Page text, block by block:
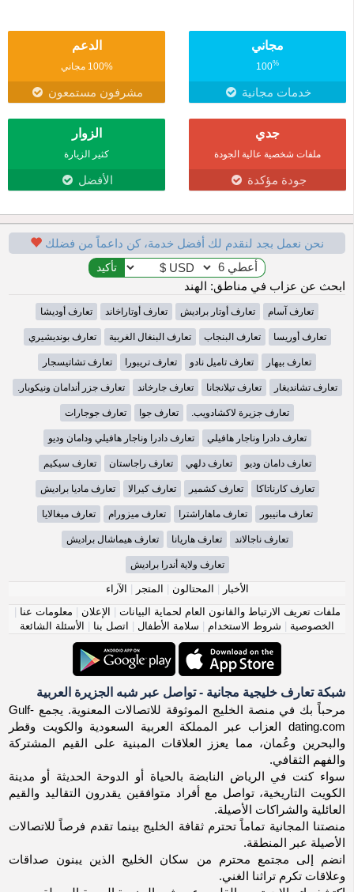
مجاني
100%
خدمات مجانية
الدعم
100% مجاني
مشرفون مستمعون
جدي
ملفات شخصية عالية الجودة
جودة مؤكدة
الزوار
كثير الزيارة
الأفضل
نحن نعمل بجد لنقدم لك أفضل خدمة، كن داعماً من فضلك
ابحث عن عزاب في مناطق: الهند
تعارف آسام تعارف أوتار براديش تعارف أوتاراخاند تعارف أوديشا
تعارف أوريسا تعارف البنجاب تعارف البنغال الغربية تعارف بونديشيري
تعارف بيهار تعارف تاميل نادو تعارف تريبورا تعارف تشاتيسجار
تعارف تشانديغار تعارف تيلانجانا تعارف جارخاند تعارف جزر أندامان ونيكوبار.
تعارف جزيرة لاكشادويب. تعارف جوا تعارف جوجارات
تعارف دادرا وناجار هافيلي تعارف دادرا وناجار هافيلي ودامان وديو
تعارف دامان وديو تعارف دلهي تعارف راجاستان تعارف سيكيم
تعارف كارناتاكا تعارف كشمير تعارف كيرالا تعارف ماديا براديش
تعارف مانيبور تعارف ماهاراشترا تعارف ميزورام تعارف ميغالايا
تعارف ناجالاند تعارف هاريانا تعارف هيماشال براديش
تعارف ولاية أندرا براديش
الأخبار | المحتالون | المتجر | الآراء
ملفات تعريف الارتباط والقانون العام لحماية البيانات | الإعلان | معلومات عنا |
الخصوصية | شروط الاستخدام | سلامة الأطفال | اتصل بنا | الأسئلة الشائعة
شبكة تعارف خليجية مجانية - تواصل عبر شبه الجزيرة العربية
مرحباً بك في منصة الخليج الموثوقة للاتصالات المعنوية. يجمع Gulf-
dating.com العزاب عبر المملكة العربية السعودية والكويت وقطر
والبحرين وعُمان، مما يعزز العلاقات المبنية على القيم المشتركة
والفهم الثقافي.
سواء كنت في الرياض النابضة بالحياة أو الدوحة الحديثة أو مدينة
الكويت التاريخية، تواصل مع أفراد متوافقين يقدرون التقاليد والقيم
العائلية والشراكات الأصيلة.
منصتنا المجانية تماماً تحترم ثقافة الخليج بينما تقدم فرصاً للاتصالات
الأصيلة عبر المنطقة.
انضم إلى مجتمع محترم من سكان الخليج الذين يبنون صداقات
وعلاقات تكرم تراثنا الغني.